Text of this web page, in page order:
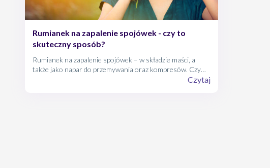
Rumianek na zapalenie spojówek - czy to
skuteczny sposób?
Rumianek na zapalenie spojówek – w składzie maści, a
także jako napar do przemywania oraz kompresów. Czy
Czytaj